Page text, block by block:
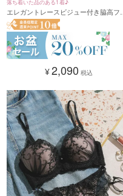
落ち着いた品のある1着♪
エレガントレースビジュー付き脇高フル
カップブラジャー&ショーツセット★(ラ
ベンダー)(A～F/65～80)
¥2,090 税込